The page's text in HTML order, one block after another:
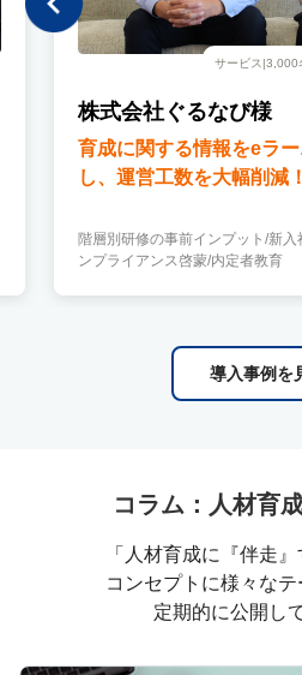
サービス|3,000
株式会社ぐるなび様
育成に関する情報をeラ
し、運営工数を大幅削減！
階層別研修の事前インプット/新入
ンプライアンス啓蒙/内定者教育
導入事例を
コラム：人材育
「人材育成に『伴走
コンセプトに様々な
定期的に公開し